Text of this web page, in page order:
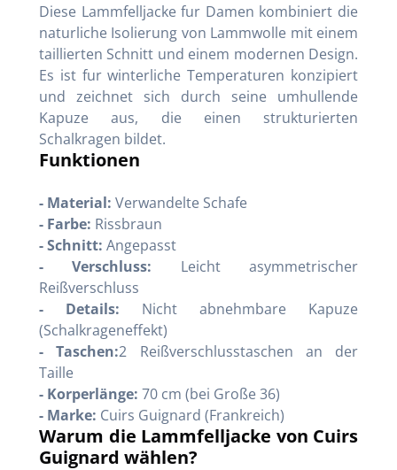
Diese Lammfelljacke fur Damen kombiniert die
naturliche Isolierung von Lammwolle mit einem
taillierten Schnitt und einem modernen Design.
Es ist fur winterliche Temperaturen konzipiert
und zeichnet sich durch seine umhullende
Kapuze aus, die einen strukturierten
Schalkragen bildet.
Funktionen
- Material: Verwandelte Schafe
- Farbe: Rissbraun
- Schnitt: Angepasst
- Verschluss: Leicht asymmetrischer
Reißverschluss
- Details: Nicht abnehmbare Kapuze
(Schalkrageneffekt)
- Taschen:2 Reißverschlusstaschen an der
Taille
- Korperlänge: 70 cm (bei Große 36)
- Marke: Cuirs Guignard (Frankreich)
Warum die Lammfelljacke von Cuirs
Guignard wählen?